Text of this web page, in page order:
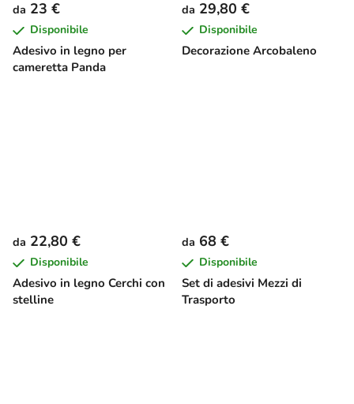
Adesivo in legno per
cameretta Panda
da 23 €
Disponibile
Decorazione Arcobaleno
da 29,80 €
Disponibile
Adesivo in legno Cerchi con
stelline
da 22,80 €
Disponibile
Set di adesivi Mezzi di
Trasporto
da 68 €
Disponibile